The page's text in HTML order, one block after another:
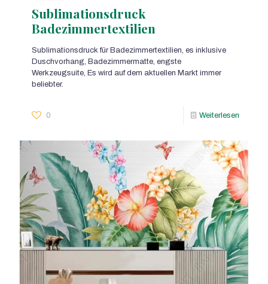
Sublimationsdruck
Badezimmertextilien
Sublimationsdruck für Badezimmertextilien, es inklusive
Duschvorhang, Badezimmermatte, engste
Werkzeugsuite, Es wird auf dem aktuellen Markt immer
beliebter.
0 Weiterlesen